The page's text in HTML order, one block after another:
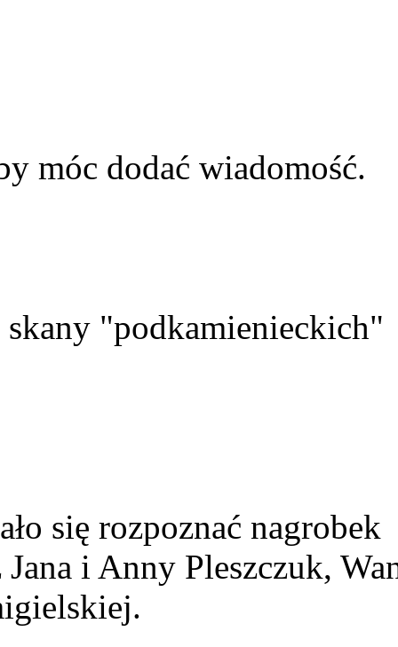
móc dodać wiadomość.
"podkamienieckich"
się rozpoznać nagrobek
i Anny Pleszczuk,